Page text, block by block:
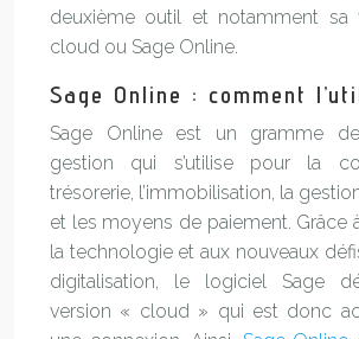
deuxième outil et notamment sa
cloud ou Sage Online.
Sage Online : comment
Sage Online est un gramme
gestion qui s’utilise pour la
trésorerie, l’immobilisation, la
et les moyens de paiement. Grâce
la technologie et aux nouveaux
digitalisation, le logiciel Sage
version « cloud » qui est donc